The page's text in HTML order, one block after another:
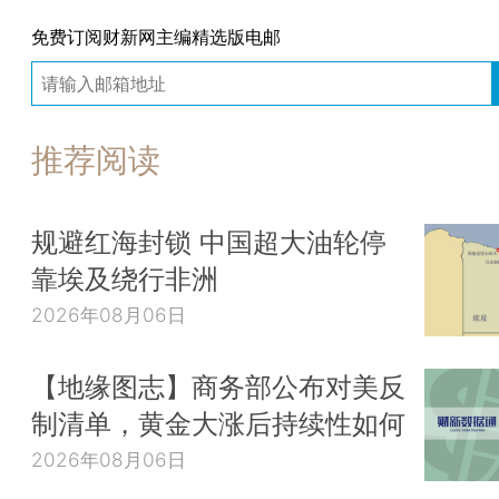
免费订阅财新网主编精选版电邮
推荐阅读
规避红海封锁 中国超大油轮停
靠埃及绕行非洲
2026年08月06日
【地缘图志】商务部公布对美反
制清单，黄金大涨后持续性如何
2026年08月06日